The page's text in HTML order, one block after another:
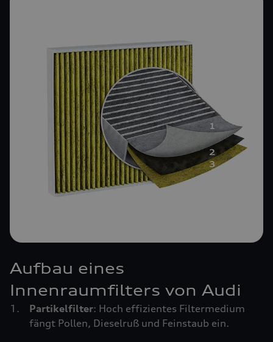
Aufbau eines
Innenraumfilters von Audi
Partikelfilter: Hoch effizientes Filtermedium
fängt Pollen, Dieselruß und Feinstaub ein.